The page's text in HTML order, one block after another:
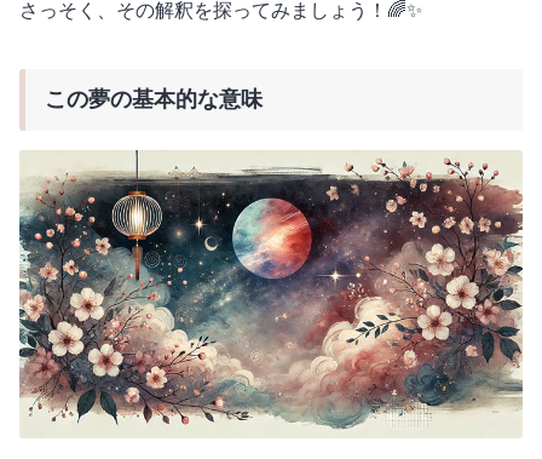
さっそく、その解釈を探ってみましょう！🌈✨
この夢の基本的な意味